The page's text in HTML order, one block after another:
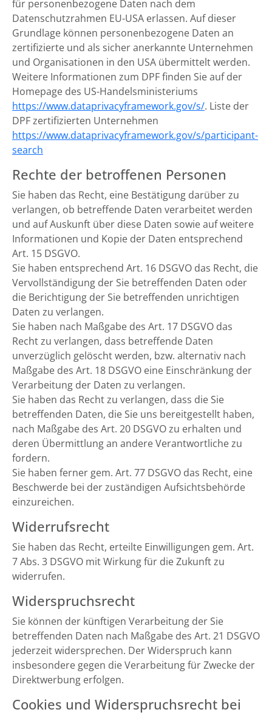
für personenbezogene Daten nach dem
Datenschutzrahmen EU-USA erlassen. Auf dieser
Grundlage können personenbezogene Daten an
zertifizierte und als sicher anerkannte Unternehmen
und Organisationen in den USA übermittelt werden.
Weitere Informationen zum DPF finden Sie auf der
Homepage des US-Handelsministeriums
https://www.dataprivacyframework.gov/s/. Liste der
DPF zertifizierten Unternehmen
https://www.dataprivacyframework.gov/s/participant-
search
Rechte der betroffenen Personen
Sie haben das Recht, eine Bestätigung darüber zu
verlangen, ob betreffende Daten verarbeitet werden
und auf Auskunft über diese Daten sowie auf weitere
Informationen und Kopie der Daten entsprechend
Art. 15 DSGVO.
Sie haben entsprechend Art. 16 DSGVO das Recht, die
Vervollständigung der Sie betreffenden Daten oder
die Berichtigung der Sie betreffenden unrichtigen
Daten zu verlangen.
Sie haben nach Maßgabe des Art. 17 DSGVO das
Recht zu verlangen, dass betreffende Daten
unverzüglich gelöscht werden, bzw. alternativ nach
Maßgabe des Art. 18 DSGVO eine Einschränkung der
Verarbeitung der Daten zu verlangen.
Sie haben das Recht zu verlangen, dass die Sie
betreffenden Daten, die Sie uns bereitgestellt haben,
nach Maßgabe des Art. 20 DSGVO zu erhalten und
deren Übermittlung an andere Verantwortliche zu
fordern.
Sie haben ferner gem. Art. 77 DSGVO das Recht, eine
Beschwerde bei der zuständigen Aufsichtsbehörde
einzureichen.
Widerrufsrecht
Sie haben das Recht, erteilte Einwilligungen gem. Art.
7 Abs. 3 DSGVO mit Wirkung für die Zukunft zu
widerrufen.
Widerspruchsrecht
Sie können der künftigen Verarbeitung der Sie
betreffenden Daten nach Maßgabe des Art. 21 DSGVO
jederzeit widersprechen. Der Widerspruch kann
insbesondere gegen die Verarbeitung für Zwecke der
Direktwerbung erfolgen.
Cookies und Widerspruchsrecht bei